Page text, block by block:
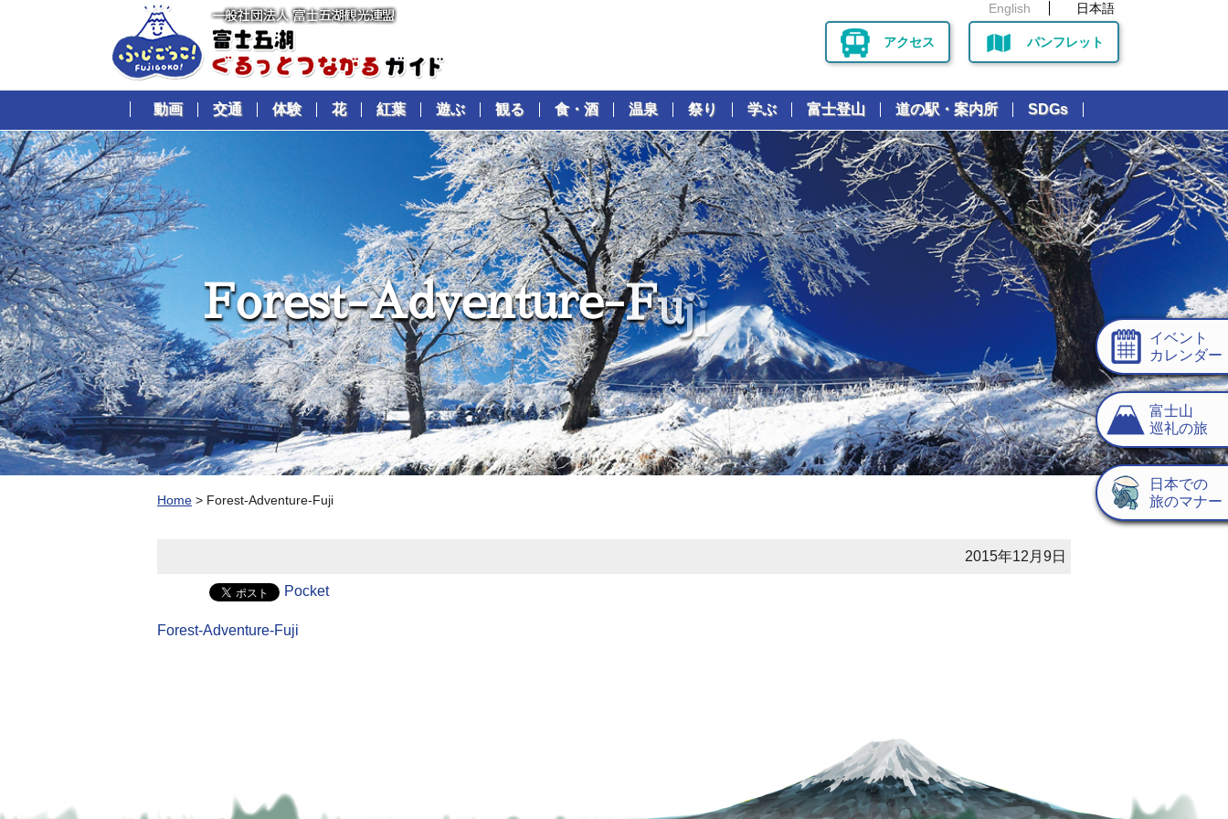
English 日本語
アクセス パンフレット
動画 交通 体験 花 紅葉 遊ぶ 観る 食・酒 温泉 祭り 学ぶ 富士登山 道の駅・案内所 SDGs
イベント
カレンダー
富士山
巡礼の旅
日本での
旅のマナー
Forest-Adventure-Fuji
Home > Forest-Adventure-Fuji
2015年12月9日
Pocket
Forest-Adventure-Fuji